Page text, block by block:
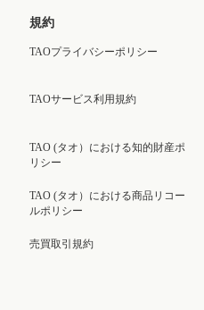
規約
TAOプライバシーポリシー
TAOサービス利用規約
TAO (タオ）における知的財産ポ
リシー
TAO (タオ）における商品リコー
ルポリシー
売買取引規約